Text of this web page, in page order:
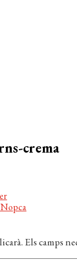
crema
Nopca
Els camps